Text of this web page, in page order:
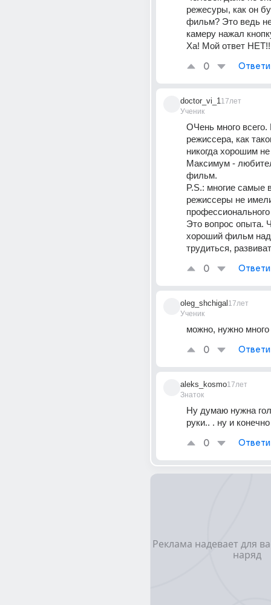
режесуры, как он
фильм? Это ведь
камеру нажал
Ха! Мой ответ
0
doctor_vi_1
Ученик
17лет
ОЧень много всего.
режиссера, как
никогда хорошим
Максимум -
фильм.
P.S.: многие самые
режиссеры не
Это вопрос опыта.
хороший фильм
трудиться,
0
oleg_shchigal
Ученик
17лет
можно, нужно много
0
aleks_kosmo
Знаток
17лет
Ну думаю нужна
руки.. . ну и
0